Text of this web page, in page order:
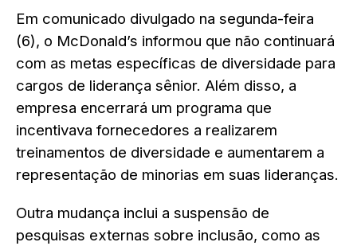
Em comunicado divulgado na segunda-feira
(6), o McDonald’s informou que não continuará
com as metas específicas de diversidade para
cargos de liderança sênior. Além disso, a
empresa encerrará um programa que
incentivava fornecedores a realizarem
treinamentos de diversidade e aumentarem a
representação de minorias em suas lideranças.
Outra mudança inclui a suspensão de
pesquisas externas sobre inclusão, como as